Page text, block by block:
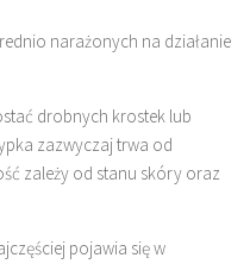
narażonych na działanie
drobnych krostek lub
zazwyczaj trwa od
zależy od stanu skóry oraz
pojawia się w